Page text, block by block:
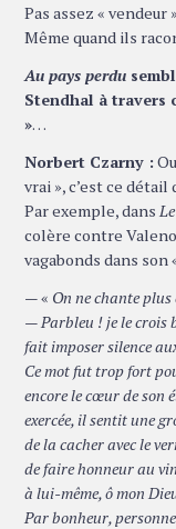
Pas assez « vendeur
Même quand ils
Au pays perdu
Stendhal à travers
»…
Norbert Czarny :
vrai », c’est ce
Par exemple, dans
colère contre
vagabonds dans son
— « On ne chante
— Parbleu ! je le crois
fait imposer silence
Ce mot fut trop fort
encore le cœur de son
exercée, il sentit une
de la cacher avec le
de faire honneur au
à lui-même, ô mon
Par bonheur,